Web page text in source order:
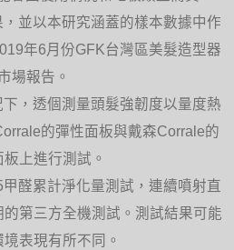
並以本研究涵蓋的樣本數據中作
年6月份GFK台灣區美髮造型器
場報告。
，透個測量頭髮強韌度以量度熱
的彈性面板與戴森Corrale的
板上進行測試。
醛累計淨化量測試，連續噴射直
第三方全機測試。測試結果可能
表現有所不同。